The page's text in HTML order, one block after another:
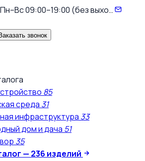
Пн–Вс 09:00–19:00 (без выхо…
звонок
85
среда 31
инфраструктура 33
дом и дача 51
35
— 236 изделий